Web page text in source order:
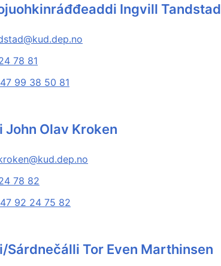
Ingvill Tandstad
78 81
99 38 50 81
Olav Kroken
78 82
92 24 75 82
Tor Even Marthinsen